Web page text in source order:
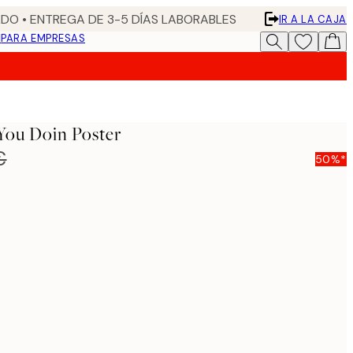
• ENTREGA DE 3-5 DÍAS LABORABLES
IR A LA CAJA
PARA EMPRESAS
Doin Poster
50%*